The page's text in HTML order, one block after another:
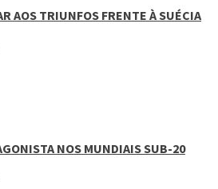
AOS TRIUNFOS FRENTE À SUÉCIA
NOS MUNDIAIS SUB-20